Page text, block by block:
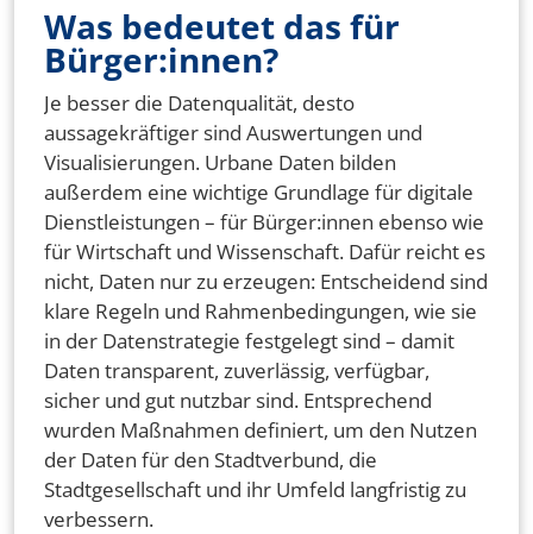
Was bedeutet das für
Bürger:innen?
Je besser die Datenqualität, desto
aussagekräftiger sind Auswertungen und
Visualisierungen. Urbane Daten bilden
außerdem eine wichtige Grundlage für digitale
Dienstleistungen – für Bürger:innen ebenso wie
für Wirtschaft und Wissenschaft. Dafür reicht es
nicht, Daten nur zu erzeugen: Entscheidend sind
klare Regeln und Rahmenbedingungen, wie sie
in der Datenstrategie festgelegt sind – damit
Daten transparent, zuverlässig, verfügbar,
sicher und gut nutzbar sind. Entsprechend
wurden Maßnahmen definiert, um den Nutzen
der Daten für den Stadtverbund, die
Stadtgesellschaft und ihr Umfeld langfristig zu
verbessern.